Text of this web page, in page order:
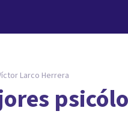
ayuda para
Larco Herrera